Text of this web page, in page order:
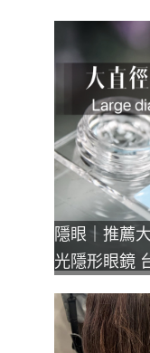
隱眼｜推薦
光隱形眼鏡